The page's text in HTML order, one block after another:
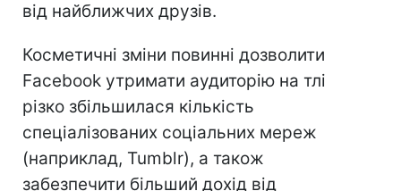
від найближчих друзів.
Косметичні зміни повинні дозволити
Facebook утримати аудиторію на тлі
різко збільшилася кількість
спеціалізованих соціальних мереж
(наприклад, Tumblr), а також
забезпечити більший дохід від